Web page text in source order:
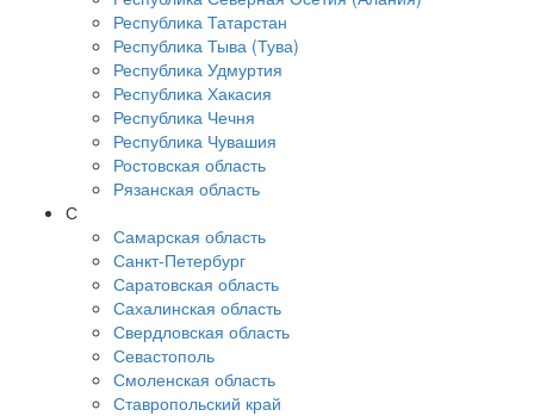
Республика Татарстан
Республика Тыва (Тува)
Республика Удмуртия
Республика Хакасия
Республика Чечня
Республика Чувашия
Ростовская область
Рязанская область
С
Самарская область
Санкт-Петербург
Саратовская область
Сахалинская область
Свердловская область
Севастополь
Смоленская область
Ставропольский край